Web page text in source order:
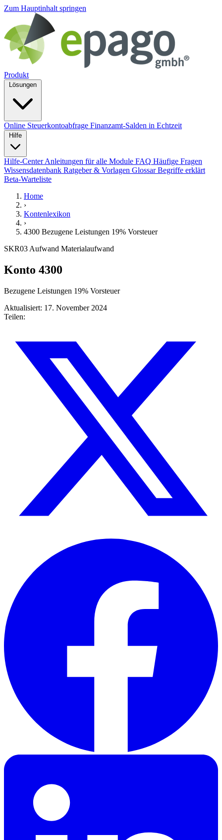
Zum Hauptinhalt springen
Produkt
Online Steuerkontoabfrage Finanzamt-Salden in Echtzeit
Hilfe-Center Anleitungen für alle Module FAQ Häufige Fragen
Wissensdatenbank Ratgeber & Vorlagen Glossar Begriffe erklärt
Beta-Warteliste
Home
›
Kontenlexikon
›
4300 Bezugene Leistungen 19% Vorsteuer
SKR03 Aufwand Materialaufwand
Konto 4300
Bezugene Leistungen 19% Vorsteuer
Aktualisiert: 17. November 2024
Teilen: